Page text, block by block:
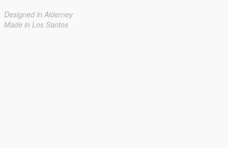
Designed in Alderney
Made in Los Santos